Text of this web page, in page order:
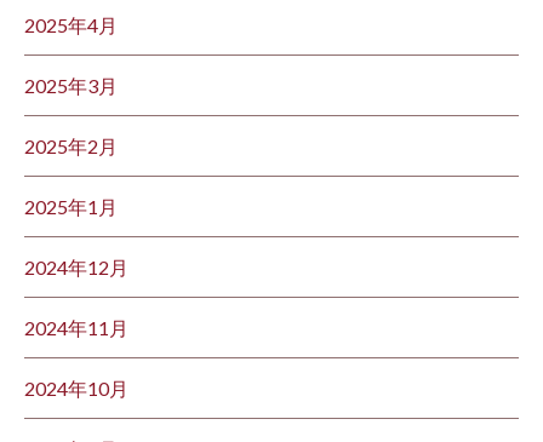
2025年4月
2025年3月
2025年2月
2025年1月
2024年12月
2024年11月
2024年10月